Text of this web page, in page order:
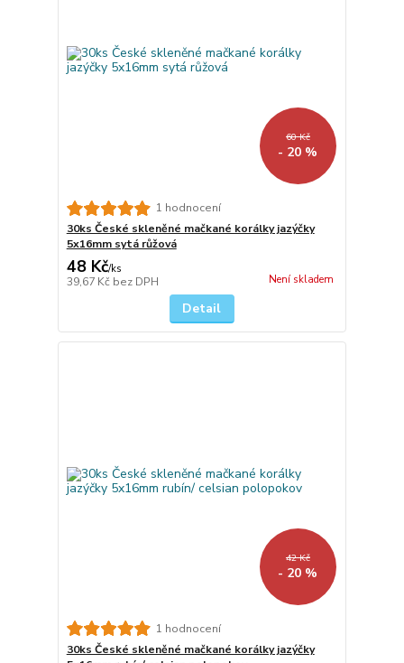
60 Kč
- 20 %
1 hodnocení
30ks České skleněné mačkané korálky jazýčky
5x16mm sytá růžová
48 Kč/ks
39,67 Kč bez DPH Není skladem
Detail
42 Kč
- 20 %
1 hodnocení
30ks České skleněné mačkané korálky jazýčky